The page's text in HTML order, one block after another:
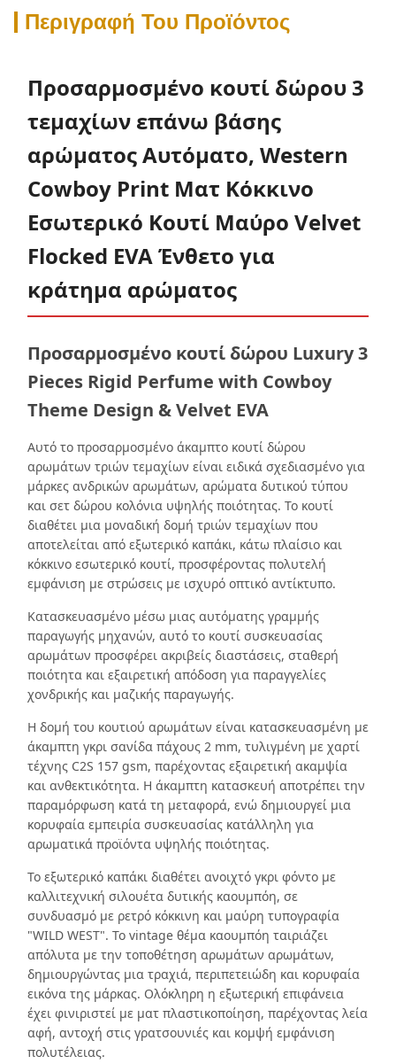
Περιγραφή Του Προϊόντος
Προσαρμοσμένο κουτί δώρου 3
τεμαχίων επάνω βάσης
αρώματος Αυτόματο, Western
Cowboy Print Ματ Κόκκινο
Εσωτερικό Κουτί Μαύρο Velvet
Flocked EVA Ένθετο για
κράτημα αρώματος
Προσαρμοσμένο κουτί δώρου Luxury 3
Pieces Rigid Perfume with Cowboy
Theme Design & Velvet EVA
Αυτό το προσαρμοσμένο άκαμπτο κουτί δώρου
αρωμάτων τριών τεμαχίων είναι ειδικά σχεδιασμένο για
μάρκες ανδρικών αρωμάτων, αρώματα δυτικού τύπου
και σετ δώρου κολόνια υψηλής ποιότητας. Το κουτί
διαθέτει μια μοναδική δομή τριών τεμαχίων που
αποτελείται από εξωτερικό καπάκι, κάτω πλαίσιο και
κόκκινο εσωτερικό κουτί, προσφέροντας πολυτελή
εμφάνιση με στρώσεις με ισχυρό οπτικό αντίκτυπο.
Κατασκευασμένο μέσω μιας αυτόματης γραμμής
παραγωγής μηχανών, αυτό το κουτί συσκευασίας
αρωμάτων προσφέρει ακριβείς διαστάσεις, σταθερή
ποιότητα και εξαιρετική απόδοση για παραγγελίες
χονδρικής και μαζικής παραγωγής.
Η δομή του κουτιού αρωμάτων είναι κατασκευασμένη με
άκαμπτη γκρι σανίδα πάχους 2 mm, τυλιγμένη με χαρτί
τέχνης C2S 157 gsm, παρέχοντας εξαιρετική ακαμψία
και ανθεκτικότητα. Η άκαμπτη κατασκευή αποτρέπει την
παραμόρφωση κατά τη μεταφορά, ενώ δημιουργεί μια
κορυφαία εμπειρία συσκευασίας κατάλληλη για
αρωματικά προϊόντα υψηλής ποιότητας.
Το εξωτερικό καπάκι διαθέτει ανοιχτό γκρι φόντο με
καλλιτεχνική σιλουέτα δυτικής καουμπόη, σε
συνδυασμό με ρετρό κόκκινη και μαύρη τυπογραφία
"WILD WEST". Το vintage θέμα καουμπόη ταιριάζει
απόλυτα με την τοποθέτηση αρωμάτων αρωμάτων,
δημιουργώντας μια τραχιά, περιπετειώδη και κορυφαία
εικόνα της μάρκας. Ολόκληρη η εξωτερική επιφάνεια
έχει φινιριστεί με ματ πλαστικοποίηση, παρέχοντας λεία
αφή, αντοχή στις γρατσουνιές και κομψή εμφάνιση
πολυτέλειας.